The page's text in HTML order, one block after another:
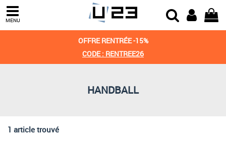
MENU
OFFRE RENTRÉE -15%
CODE : RENTREE26
HANDBALL
1 article trouvé
Trier par
Derniers arrivages